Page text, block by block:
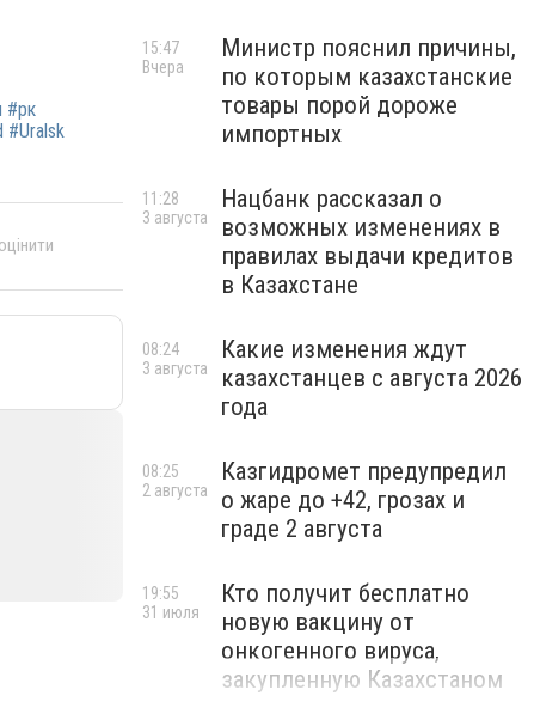
#рк
#Uralsk
Министр пояснил причины,
по которым казахстанские
товары порой дороже
импортных
15:47
Вчера
Нацбанк рассказал о
возможных изменениях в
правилах выдачи кредитов
в Казахстане
11:28
3 августа
Какие изменения ждут
казахстанцев с августа 2026
года
08:24
3 августа
Казгидромет предупредил
о жаре до +42, грозах и
граде 2 августа
08:25
2 августа
Кто получит бесплатно
новую вакцину от
онкогенного вируса,
закупленную Казахстаном
19:55
31 июля